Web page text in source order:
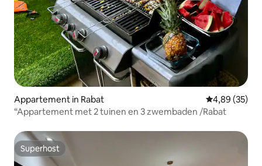
Appartement in Rabat Gemiddelde
4,89 (35)
“Appartement met 2 tuinen en 3 zwembaden /Rabat
Superhost
Superhost